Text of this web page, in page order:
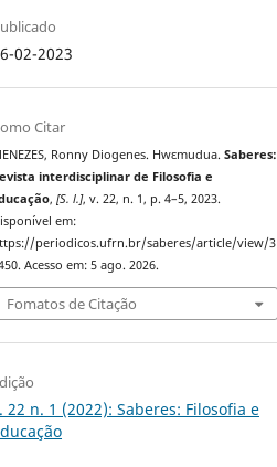
02-2023
Citar
Ronny Diogenes. Hwɛmudua.Saberes:
interdisciplinar de Filosofia e
,[S. l.], v. 22, n. 1, p. 4–5, 2023.
em:
periodicos.ufrn.br/saberes/article/view/3
Acesso em: 5 ago. 2026.
Fomatos de Citação
22 n. 1 (2022): Saberes: Filosofia e